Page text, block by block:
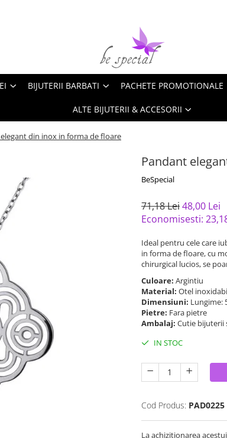
BIJUTERII BARBATI PACHETE PROMOTIONALE
ALTE BIJUTERII & ACCESORII
din inox in forma de floare
Pandant
BeSpecial
71,18 Lei48,00 Lei
Economisesti:
Ideal pentru cele care
in forma de floare, cu
chirurgical lucios, se
Culoare: Argintiu
Material: Otel
Dimensiuni: Lungime:
Pietre: Fara pietre
Ambalaj: Cutie bijuterii
IN STOC
Cod Produs: PAD0225
La achizitionarea